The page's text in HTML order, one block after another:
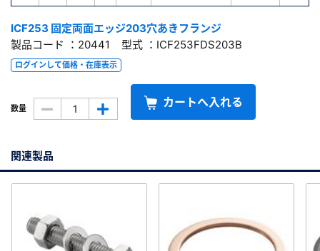
ICF253 固定両面エッジ203穴あきフランジ
製品コード ：20441 型式 ：ICF253FDS203B
ログインして価格・在庫表示
数量 カートへ入れる
関連製品